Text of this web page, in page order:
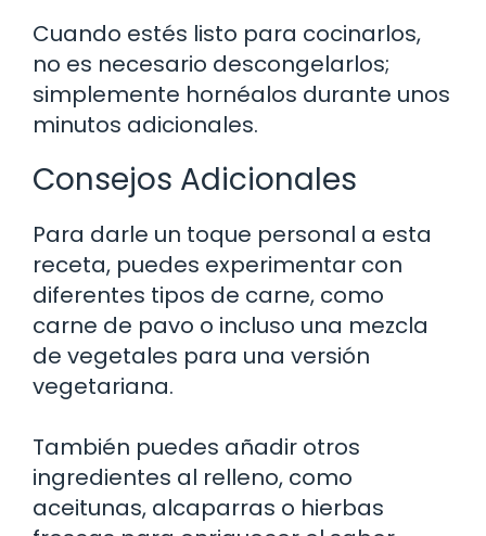
Cuando estés listo para cocinarlos,
no es necesario descongelarlos;
simplemente hornéalos durante unos
minutos adicionales.
Consejos Adicionales
Para darle un toque personal a esta
receta, puedes experimentar con
diferentes tipos de carne, como
carne de pavo o incluso una mezcla
de vegetales para una versión
vegetariana.
También puedes añadir otros
ingredientes al relleno, como
aceitunas, alcaparras o hierbas